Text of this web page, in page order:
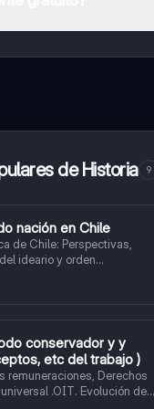
dinero utilizando la
de Historia 9
nación en Chile
de Chile: Perspectivas,
ideario y orden
1833. "Era Portaliana"
conservador y y
etc del trabajo )
remuneraciones, Derechos